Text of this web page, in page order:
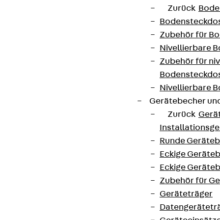
Zurück
Zubehör für
Nivellierbare
Zubehör für
Nivellierbare
Gerätebecher
Zurück
Runde
Eckige
Eckige
Zubehör für
Geräteträger